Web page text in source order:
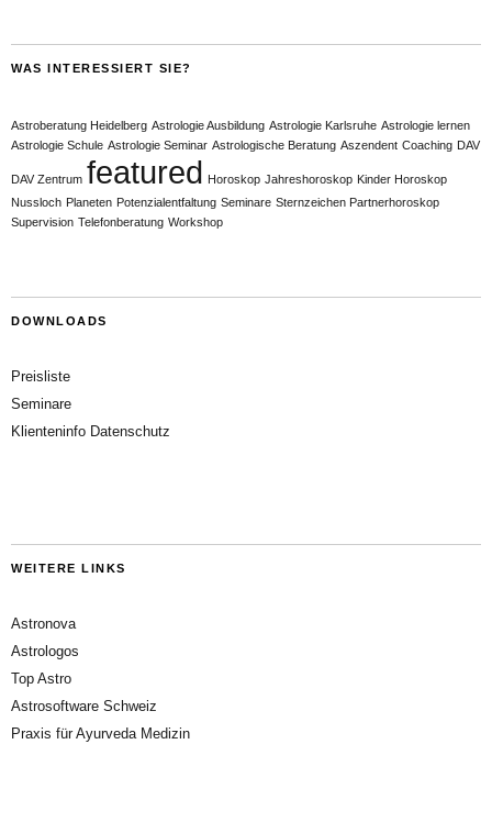
WAS INTERESSIERT SIE?
Astroberatung Heidelberg Astrologie Ausbildung Astrologie Karlsruhe Astrologie lernen
Astrologie Schule Astrologie Seminar Astrologische Beratung Aszendent Coaching DAV
DAV Zentrum featured Horoskop Jahreshoroskop Kinder Horoskop
Nussloch Planeten Potenzialentfaltung Seminare Sternzeichen Partnerhoroskop
Supervision Telefonberatung Workshop
DOWNLOADS
Preisliste
Seminare
Klienteninfo Datenschutz
WEITERE LINKS
Astronova
Astrologos
Top Astro
Astrosoftware Schweiz
Praxis für Ayurveda Medizin